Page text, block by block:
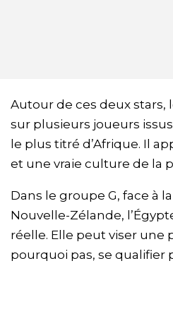
Autour de ces deux stars,
sur plusieurs joueurs issus
le plus titré d’Afrique. Il
et une vraie culture de la
Dans le groupe G, face à
Nouvelle-Zélande,
réelle. Elle peut viser une
pourquoi pas, se qualifier